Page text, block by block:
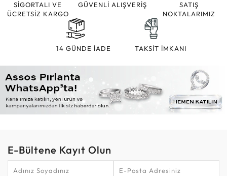
SİGORTALI VE
ÜCRETSİZ KARGO
GÜVENLİ ALIŞVERİŞ
SATIŞ
NOKTALARIMIZ
14 GÜNDE İADE TAKSİT İMKANI
E-Bültene Kayıt Olun